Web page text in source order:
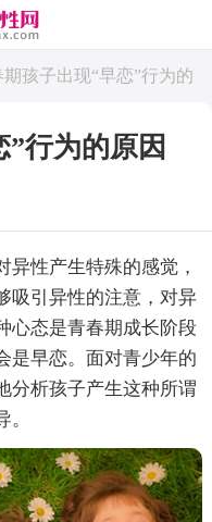
期孩子出现“早恋”行为的
行为的原因
性产生特殊的感觉，
吸引异性的注意，对异
心态是青春期成长阶段
是早恋。面对青少年的
分析孩子产生这种所谓